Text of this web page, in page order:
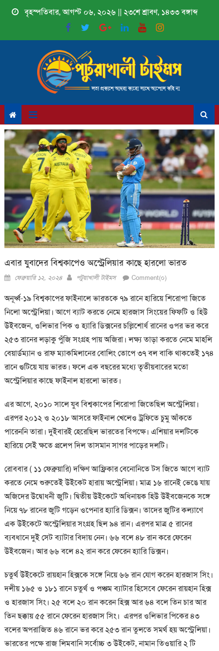
Skip
বৃহস্পতিবার, আগস্ট ০৬, ২০২৬ || ২৩শে শ্রাবণ, ১৪৩৩ বঙ্গাব্দ
এবার যুবাদের বিশ্বকাপেও অস্ট্রেলিয়ার কাছে হারলো ভারত
Posted
ফেব্রুয়ারি ১২, ২০২৪ Author
পটুয়াখালী টাইমস Comment(০)
অনূর্ধ্ব-১৯ বিশ্বকাপের ফাইনালে ভারতকে ৭৯ রানে হারিয়ে শিরোপা জিতে
নিলো অস্ট্রেলিয়া। আগে ব্যাট করতে নেমে হারজাস সিংয়ের ফিফটি ও হিউ
উইবজেন, ওলিভার পিক ও হ্যারি ডিক্সনের চল্লিশোর্ধ রানের ওপর ভর করে
২৫৩ রানের লড়াকু পুঁজি সংগ্রহ পায় অজিরা। লক্ষ্য তাড়া করতে নেমে মাহলি
বেয়ার্ডম্যান ও রাফ ম্যাকমিলানের বোলিং তোপে ৩৭ বল বাকি থাকতেই ১৭৪
রানে গুটিয়ে যায় ভারত। ফলে এক বছরের মধ্যে তৃতীয়বারের মতো
অস্ট্রেলিয়ার কাছে ফাইনাল হারলো ভারত।
এর আগে, ২০১০ সালে যুব বিশ্বকাপের শিরোপা জিতেছিল অস্ট্রেলিয়া।
এরপর ২০১২ ও ২০১৮ আসরে ফাইনাল খেলেও ট্রফিতে চুমু আঁকতে
পারেননি তারা। দুইবারই হেরেছিল ভারতের বিপক্ষে। এশিয়ার দলটিকে
হারিয়ে সেই ক্ষতে প্রলেপ দিল তাসমান সাগর পাড়ের দলটি।
রোববার ( ১১ ফেব্রুয়ারি) দক্ষিণ আফ্রিকার বেনোনিতে টস জিতে আগে ব্যাট
করতে নেমে শুরুতেই উইকেট হারায় অস্ট্রেলিয়া। মাত্র ১৬ রানেই ভেঙে যায়
অজিদের উদ্বোধনী জুটি। দ্বিতীয় উইকেটে অধিনায়ক হিউ উইবজেনকে সঙ্গে
নিয়ে ৭৮ রানের জুটি গড়েন ওপেনার হ্যারি ডিক্সন। তাদের জুটির কল্যাণে
এক উইকেটে অস্ট্রেলিয়ার সংগ্রহ ছিল ৯৪ রান। এরপর মাত্র ৫ রানের
ব্যবধানে দুই সেট ব্যাটার বিদায় নেন। ৬৬ বলে ৪৮ রান করে ফেরেন
উইবজেন। আর ৬৬ বলে ৪২ রান করে ফেরেন হ্যারি ডিক্সন।
চতুর্থ উইকেটে রায়হান হিক্সকে সঙ্গে নিয়ে ৬৬ রান যোগ করেন হারজাস সিং।
দলীয় ১৬৫ ও ১৮১ রানে চতুর্থ ও পঞ্চম ব্যাটার হিসেবে ফেরেন রায়হান হিক্স
ও হারজাস সিং। ২৫ বলে ২০ রান করেন হিক্স আর ৬৪ বলে তিন চার আর
তিন ছক্কায় ৫৫ রানে ফেরেন হারজাস সিং। এরপর ওলিভার পিকের ৪৩
বলের অপরাজিত ৪৬ রানে ভর করে ২৫৩ রান তুলতে সমর্থ হয় অস্ট্রেলিয়া।
ভারতের পক্ষে রাজ লিমবানি সর্বোচ্চ ৩ উইকেট, নামান তিওয়ারি ২ টি